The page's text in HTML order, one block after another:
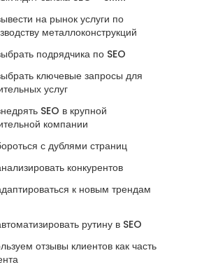
на рынок услуги по
металлоконструкций
подрядчика по SEO
ключевые запросы для
услуг
SEO в крупной
компании
с дублями страниц
конкурентов
к новым трендам
рутину в SEO
отзывы клиентов как часть